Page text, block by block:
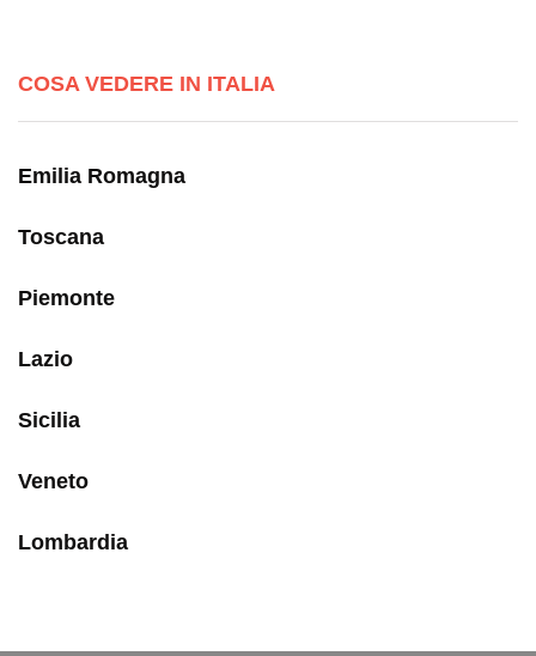
COSA VEDERE IN ITALIA
Emilia Romagna
Toscana
Piemonte
Lazio
Sicilia
Veneto
Lombardia